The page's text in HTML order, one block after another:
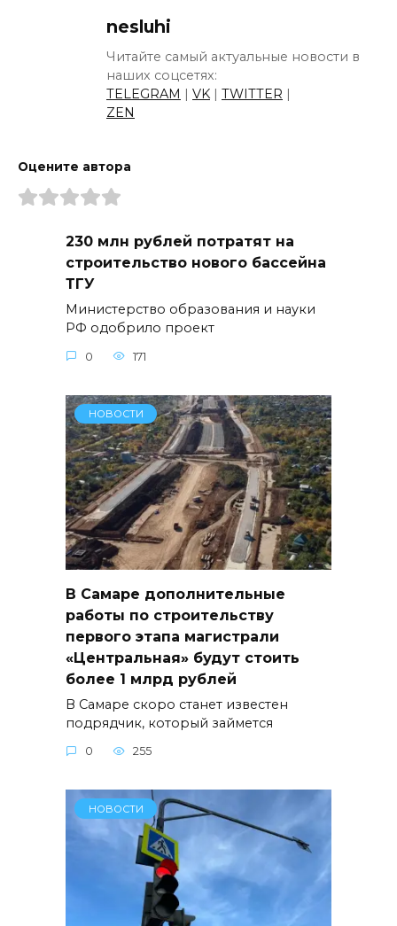
nesluhi
Читайте самый актуальные новости в
наших соцсетях:
TELEGRAM | VK | TWITTER |
ZEN
Оцените автора
230 млн рублей потратят на
строительство нового бассейна
ТГУ
Министерство образования и науки
РФ одобрило проект
0 171
НОВОСТИ
В Самаре дополнительные
работы по строительству
первого этапа магистрали
«Центральная» будут стоить
более 1 млрд рублей
В Самаре скоро станет известен
подрядчик, который займется
0 255
НОВОСТИ